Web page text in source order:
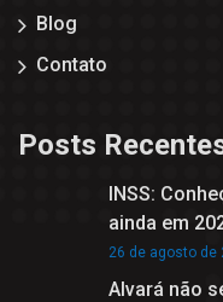
Blog
Contato
Posts
INSS:
ainda em
26 de agosto de
Alvará não